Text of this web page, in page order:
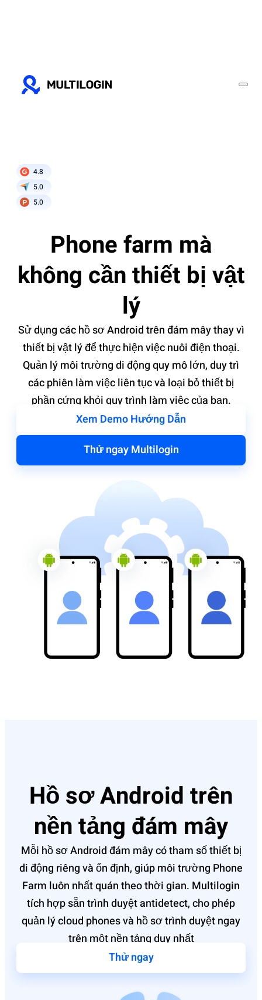
4.8
5.0
5.0
Phone farm mà
không cần thiết bị vật
lý
Sử dụng các hồ sơ Android trên đám mây thay vì
thiết bị vật lý để thực hiện việc nuôi điện thoại.
Quản lý môi trường di động quy mô lớn, duy trì
các phiên làm việc liên tục và loại bỏ thiết bị
phần cứng khỏi quy trình làm việc của bạn.
Xem Demo Hướng Dẫn
Thử ngay Multilogin
Hồ sơ Android trên
nền tảng đám mây
Mỗi hồ sơ Android đám mây có tham số thiết bị
di động riêng và ổn định, giúp môi trường Phone
Farm luôn nhất quán theo thời gian. Multilogin
tích hợp sẵn trình duyệt antidetect, cho phép
quản lý cloud phones và hồ sơ trình duyệt ngay
trên một nền tảng duy nhất
Thử ngay